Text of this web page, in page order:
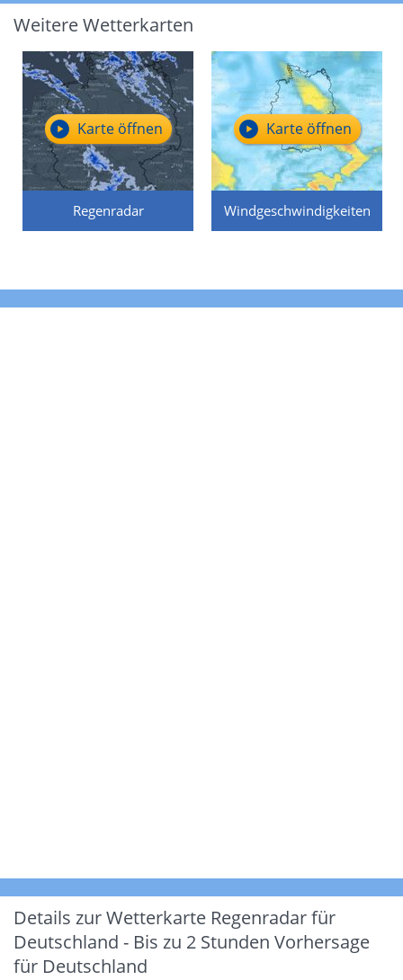
Weitere Wetterkarten
Regenradar
Karte öffnen
Windgeschwindigkeiten
Karte öffnen
Details zur Wetterkarte Regenradar für
Deutschland - Bis zu 2 Stunden Vorhersage
für Deutschland